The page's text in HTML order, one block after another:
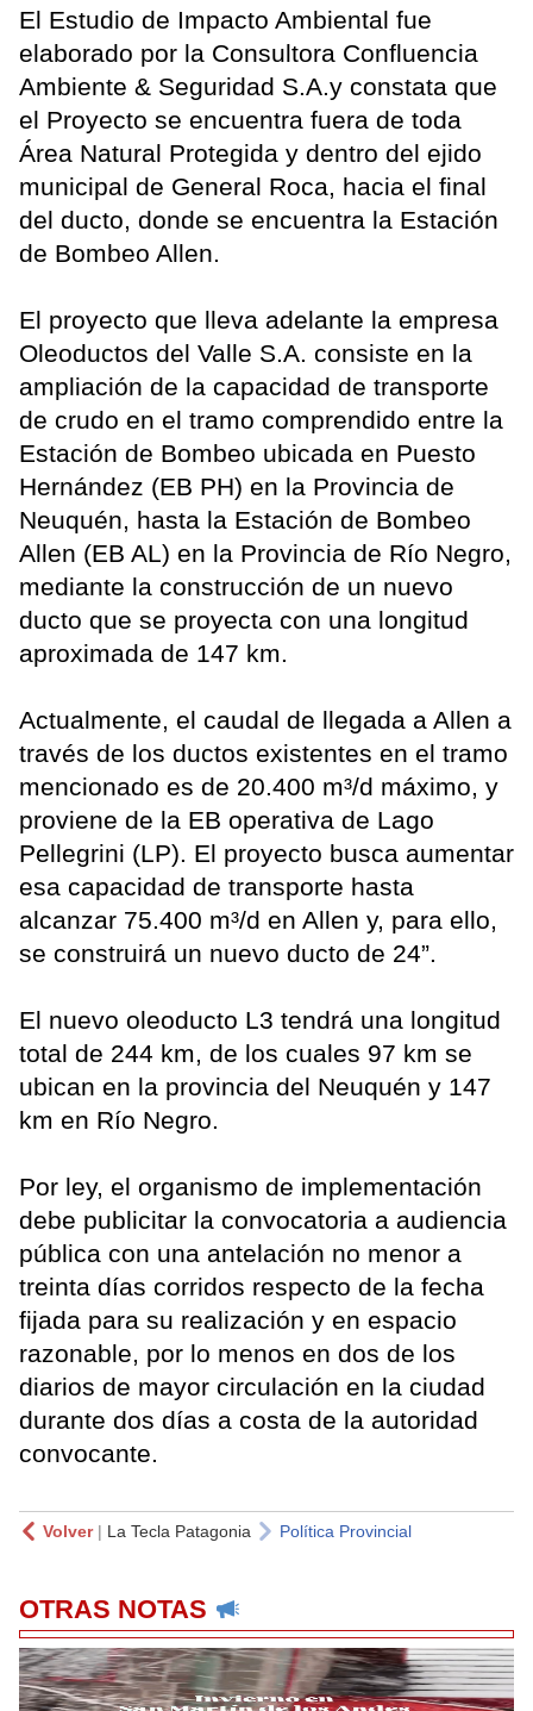
El Estudio de Impacto Ambiental fue
elaborado por la Consultora Confluencia
Ambiente & Seguridad S.A.y constata que
el Proyecto se encuentra fuera de toda
Área Natural Protegida y dentro del ejido
municipal de General Roca, hacia el final
del ducto, donde se encuentra la Estación
de Bombeo Allen.
El proyecto que lleva adelante la empresa
Oleoductos del Valle S.A. consiste en la
ampliación de la capacidad de transporte
de crudo en el tramo comprendido entre la
Estación de Bombeo ubicada en Puesto
Hernández (EB PH) en la Provincia de
Neuquén, hasta la Estación de Bombeo
Allen (EB AL) en la Provincia de Río Negro,
mediante la construcción de un nuevo
ducto que se proyecta con una longitud
aproximada de 147 km.
Actualmente, el caudal de llegada a Allen a
través de los ductos existentes en el tramo
mencionado es de 20.400 m³/d máximo, y
proviene de la EB operativa de Lago
Pellegrini (LP). El proyecto busca aumentar
esa capacidad de transporte hasta
alcanzar 75.400 m³/d en Allen y, para ello,
se construirá un nuevo ducto de 24”.
El nuevo oleoducto L3 tendrá una longitud
total de 244 km, de los cuales 97 km se
ubican en la provincia del Neuquén y 147
km en Río Negro.
Por ley, el organismo de implementación
debe publicitar la convocatoria a audiencia
pública con una antelación no menor a
treinta días corridos respecto de la fecha
fijada para su realización y en espacio
razonable, por lo menos en dos de los
diarios de mayor circulación en la ciudad
durante dos días a costa de la autoridad
convocante.
Volver| La Tecla Patagonia Política Provincial
OTRAS NOTAS